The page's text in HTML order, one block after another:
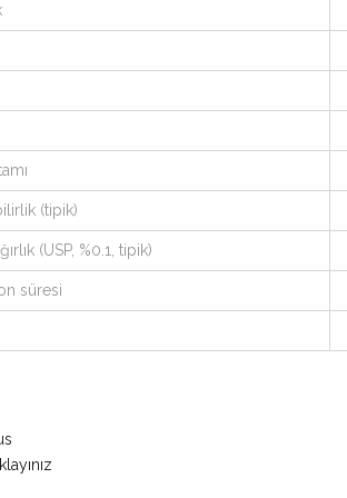
(tipik)
(USP, %0.1, tipik)
süresi